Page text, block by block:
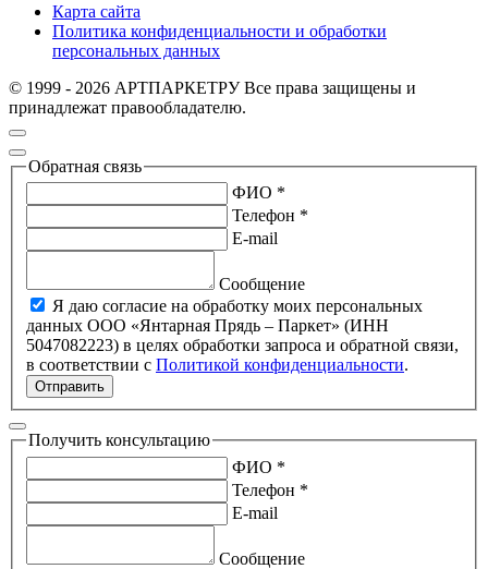
Карта сайта
Политика конфиденциальности и обработки
персональных данных
© 1999 - 2026 АРТПАРКЕТРУ Все права защищены и
принадлежат правообладателю.
Обратная связь
ФИО *
Телефон *
E-mail
Сообщение
Я даю согласие на обработку моих персональных
данных ООО «Янтарная Прядь – Паркет» (ИНН
5047082223) в целях обработки запроса и обратной связи,
в соответствии с Политикой конфиденциальности.
Отправить
Получить консультацию
ФИО *
Телефон *
E-mail
Сообщение